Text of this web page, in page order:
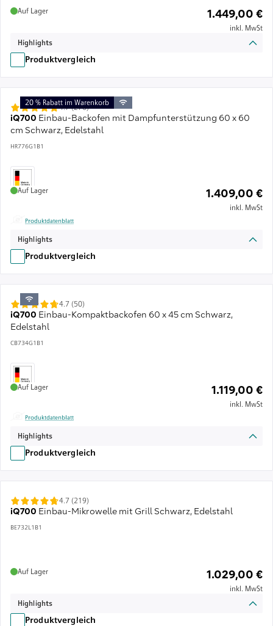
Auf Lager 1.449,00 €
inkl. MwSt
Highlights
Produktvergleich
iQ700 Einbau-Backofen mit Dampfunterstützung 60 x 60
cm Schwarz, Edelstahl
HR776G1B1
4.7 (276)
20 % Rabatt im Warenkorb
Auf Lager 1.409,00 €
inkl. MwSt
Produktdatenblatt
Highlights
Produktvergleich
iQ700 Einbau-Kompaktbackofen 60 x 45 cm Schwarz,
Edelstahl
CB734G1B1
4.7 (50)
Auf Lager 1.119,00 €
inkl. MwSt
Produktdatenblatt
Highlights
Produktvergleich
iQ700 Einbau-Mikrowelle mit Grill Schwarz, Edelstahl
BE732L1B1
4.7 (219)
Auf Lager 1.029,00 €
inkl. MwSt
Highlights
Produktvergleich